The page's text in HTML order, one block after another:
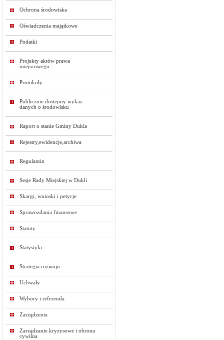
Ochrona środowiska
Oświadczenia majątkowe
Podatki
Projekty aktów prawa
miejscowego
Protokoły
Publicznie dostepny wykaz
danych o środowisku
Raport o stanie Gminy Dukla
Rejestry,ewidencje,archiwa
Regulamin
Sesje Rady Miejskiej w Dukli
Skargi, wnioski i petycje
Sprawozdania finansowe
Statuty
Statystyki
Strategia rozwoju
Uchwały
Wybory i referenda
Zarządzenia
Zarządzanie kryzysowe i obrona
cywilna